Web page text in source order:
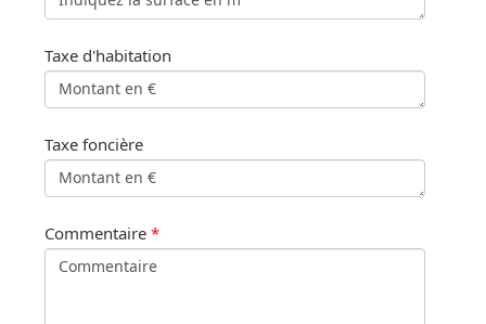
Taxe d'habitation
Taxe foncière
Commentaire *